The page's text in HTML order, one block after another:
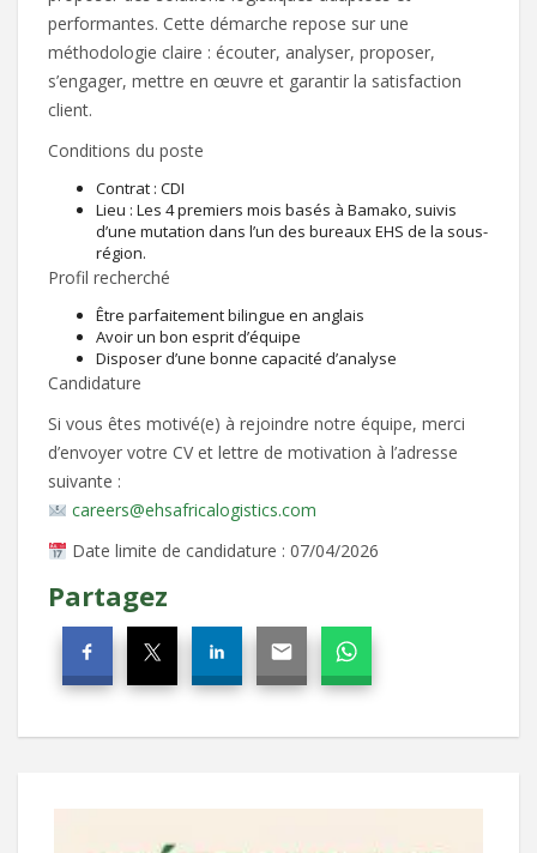
performantes. Cette démarche repose sur une
méthodologie claire : écouter, analyser, proposer,
s’engager, mettre en œuvre et garantir la satisfaction
client.
Conditions du poste
Contrat : CDI
Lieu : Les 4 premiers mois basés à Bamako, suivis
d’une mutation dans l’un des bureaux EHS de la sous-
région.
Profil recherché
Être parfaitement bilingue en anglais
Avoir un bon esprit d’équipe
Disposer d’une bonne capacité d’analyse
Candidature
Si vous êtes motivé(e) à rejoindre notre équipe, merci
d’envoyer votre CV et lettre de motivation à l’adresse
suivante :
careers@ehsafricalogistics.com
Date limite de candidature : 07/04/2026
Partagez